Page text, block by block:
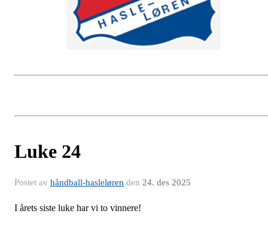
Luke 24
Postet av håndball-hasleløren den 24. des 2025
I årets siste luke har vi to vinnere!